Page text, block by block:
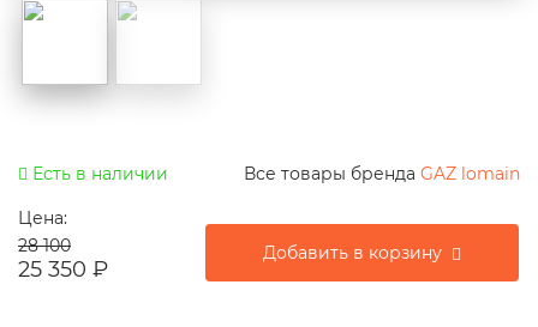
Есть в наличии Все товары бренда GAZ lomain
Цена:
28 100
25 350 ₽
Добавить в корзину